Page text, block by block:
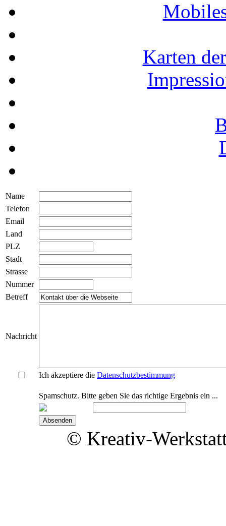
Karten
Name
Telefon
Email
Land
PLZ
Stadt
Strasse
Nummer
Betreff
Nachricht
Ich akzeptiere die Datenschutzbestimmung
Spamschutz. Bitte geben Sie das richtige Ergebnis ein ...
© Kreativ-